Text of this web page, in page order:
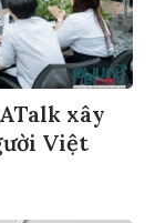
xây
Việt